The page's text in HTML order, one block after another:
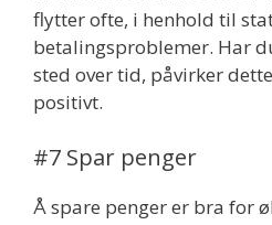
flytter ofte, i henhold til
betalingsproblemer. Har
sted over tid, påvirker
positivt.
#7 Spar penger
Å spare penger er bra for